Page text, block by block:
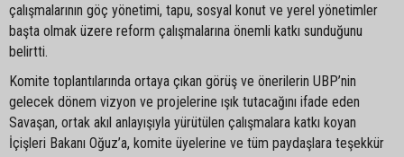
çalışmalarının göç yönetimi, tapu, sosyal konut ve yerel yönetimler
başta olmak üzere reform çalışmalarına önemli katkı sunduğunu
belirtti.
Komite toplantılarında ortaya çıkan görüş ve önerilerin UBP’nin
gelecek dönem vizyon ve projelerine ışık tutacağını ifade eden
Savaşan, ortak akıl anlayışıyla yürütülen çalışmalara katkı koyan
İçişleri Bakanı Oğuz’a, komite üyelerine ve tüm paydaşlara teşekkür